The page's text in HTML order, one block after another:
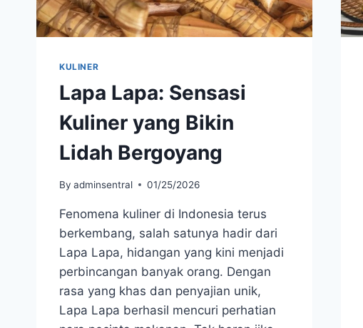
KULINER
Lapa Lapa: Sensasi
Kuliner yang Bikin
Lidah Bergoyang
By adminsentral 01/25/2026
Fenomena kuliner di Indonesia terus
berkembang, salah satunya hadir dari
Lapa Lapa, hidangan yang kini menjadi
perbincangan banyak orang. Dengan
rasa yang khas dan penyajian unik,
Lapa Lapa berhasil mencuri perhatian